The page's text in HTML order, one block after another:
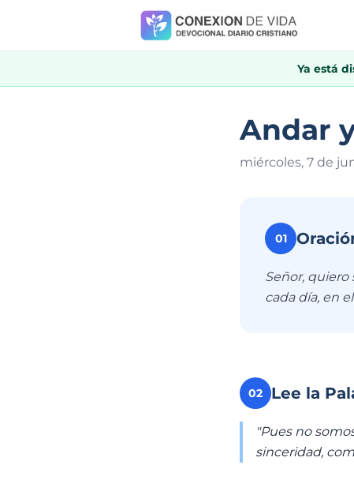
Ya está
Andar
miércoles, 7 de
01
Señor,
cada día, en
02 Lee la
"Pues no
sinceridad,